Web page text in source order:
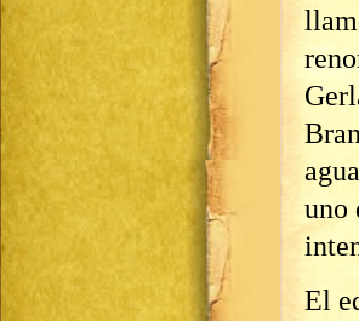
uno
El